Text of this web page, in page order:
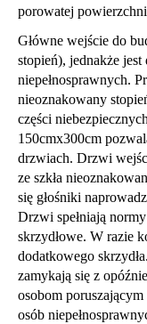
porowatej
Główne wejście do
stopień), jednakże jest
niepełnosprawnych.
nieoznakowany
części
150cmx300cm
drzwiach. Drzwi
ze szkła
się głośniki
Drzwi spełniają
skrzydłowe. W razie
dodatkowego
zamykają się z
osobom
osób